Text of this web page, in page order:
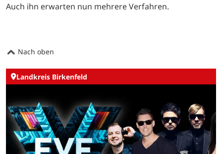
Auch ihn erwarten nun mehrere Verfahren.
Nach oben
Landkreis Birkenfeld